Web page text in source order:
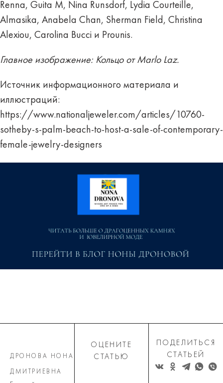
Renna, Guita M, Nina Runsdorf, Lydia Courteille,
Almasika, Anabela Chan, Sherman Field, Christina
Alexiou, Carolina Bucci и Prounis.
Главное изображение: Кольцо от Marlo Laz.
Источник информационного материала и
иллюстраций:
https://www.nationaljeweler.com/articles/10760-
sotheby-s-palm-beach-to-host-a-sale-of-contemporary-
female-jewelry-designers
ДРОНОВА НОНА
ДМИТРИЕВНА
ОЦЕНИТЕ
СТАТЬЮ
ПОДЕЛИТЬСЯ
СТАТЬЕЙ